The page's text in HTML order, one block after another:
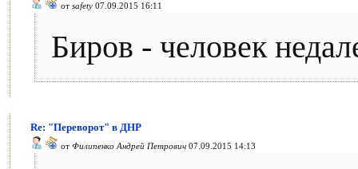
от safety 07.09.2015 16:11
Биров - человек
Re: "Переворот" в ДНР
от Филипенко Андрей Петрович 07.09.2015 14:13